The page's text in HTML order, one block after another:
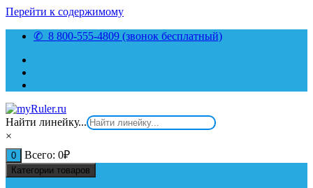
Перейти к содержимому
✆ 8 800-555-4809 (звонок бесплатный)
Найти линейку...
×
0 Всего: 0₽
Категории товаров